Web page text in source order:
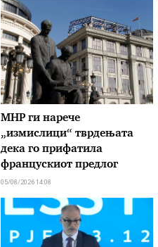
МНР ги нарече
„измислици“ тврдењата
дека го прифатила
францускиот предлог
05/08/2026 14:08